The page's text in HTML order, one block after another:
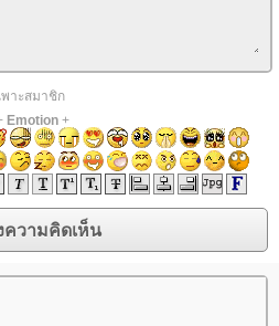
าะสมาชิก
Emotion+